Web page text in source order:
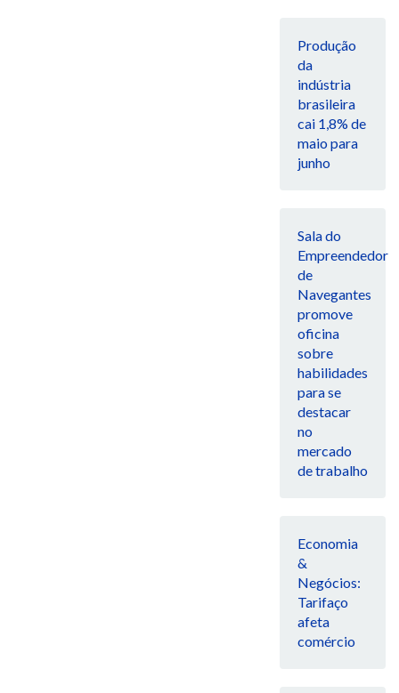
Produção
da
indústria
brasileira
cai 1,8% de
maio para
junho
Sala do
Empreendedor
de
Navegantes
promove
oficina
sobre
habilidades
para se
destacar
no
mercado
de trabalho
Economia
&
Negócios:
Tarifaço
afeta
comércio